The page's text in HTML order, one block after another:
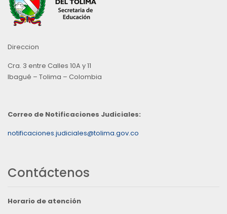
Direccion
Cra. 3 entre Calles 10A y 11
Ibagué – Tolima – Colombia
Correo de Notificaciones Judiciales:
notificaciones.judiciales@tolima.gov.co
Contáctenos
Horario de atención